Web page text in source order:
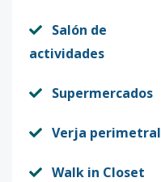
Salón de
actividades
Supermercados
Verja perimetral
Walk in Closet